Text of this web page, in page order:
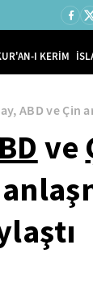
I KERİM
ABD ve Çin
ve